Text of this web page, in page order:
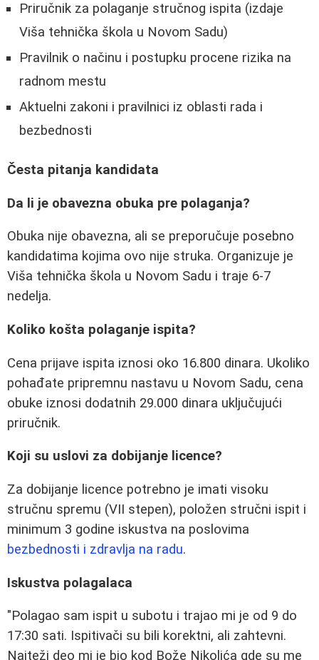
Priručnik za polaganje stručnog ispita (izdaje
Viša tehnička škola u Novom Sadu)
Pravilnik o načinu i postupku procene rizika na
radnom mestu
Aktuelni zakoni i pravilnici iz oblasti rada i
bezbednosti
Česta pitanja kandidata
Da li je obavezna obuka pre polaganja?
Obuka nije obavezna, ali se preporučuje posebno
kandidatima kojima ovo nije struka. Organizuje je
Viša tehnička škola u Novom Sadu i traje 6-7
nedelja.
Koliko košta polaganje ispita?
Cena prijave ispita iznosi oko 16.800 dinara. Ukoliko
pohađate pripremnu nastavu u Novom Sadu, cena
obuke iznosi dodatnih 29.000 dinara uključujući
priručnik.
Koji su uslovi za dobijanje licence?
Za dobijanje licence potrebno je imati visoku
stručnu spremu (VII stepen), položen stručni ispit i
minimum 3 godine iskustva na poslovima
bezbednosti i zdravlja na radu.
Iskustva polagalaca
"Polagao sam ispit u subotu i trajao mi je od 9 do
17:30 sati. Ispitivači su bili korektni, ali zahtevni.
Najteži deo mi je bio kod Bože Nikolića gde su me